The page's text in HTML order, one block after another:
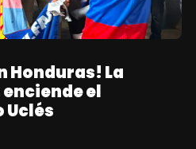
Honduras! La
enciende el
Uclés